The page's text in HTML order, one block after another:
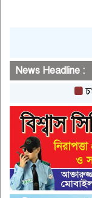
News Headline :